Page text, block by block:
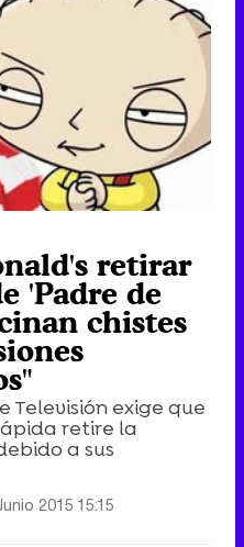
retirar
'Padre de
chistes
Televisión exige que
retire la
a sus
2015 15:15